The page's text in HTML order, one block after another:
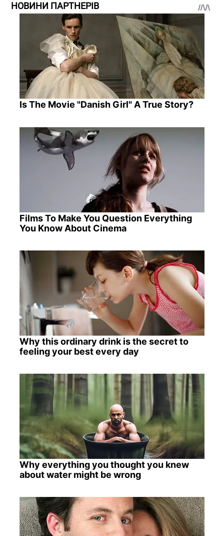
НОВИНИ ПАРТНЕРІВ
Is The Movie "Danish Girl" A True Story?
Films To Make You Question Everything
You Know About Cinema
Why this ordinary drink is the secret to
feeling your best every day
Why everything you thought you knew
about water might be wrong